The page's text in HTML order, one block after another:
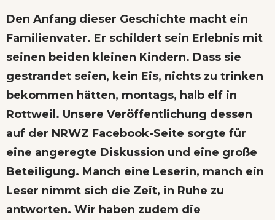
Den Anfang dieser Geschichte macht ein
Familienvater. Er schildert sein Erlebnis mit
seinen beiden kleinen Kindern. Dass sie
gestrandet seien, kein Eis, nichts zu trinken
bekommen hätten, montags, halb elf in
Rottweil. Unsere Veröffentlichung dessen
auf der NRWZ Facebook-Seite sorgte für
eine angeregte Diskussion und eine große
Beteiligung. Manch eine Leserin, manch ein
Leser nimmt sich die Zeit, in Ruhe zu
antworten. Wir haben zudem die